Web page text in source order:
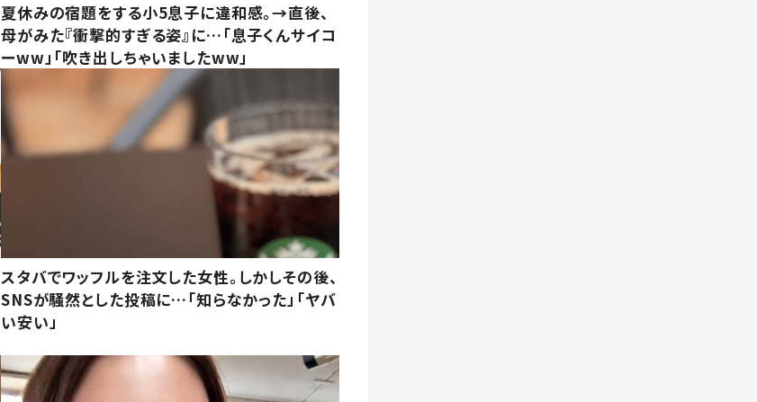
夏休みの宿題をする小5息子に違和感。→直後、
母がみた『衝撃的すぎる姿』に…「息子くんサイコ
ーww」「吹き出しちゃいましたww」
スタバでワッフルを注文した女性。しかしその後、
SNSが騒然とした投稿に…「知らなかった」「ヤバ
い安い」